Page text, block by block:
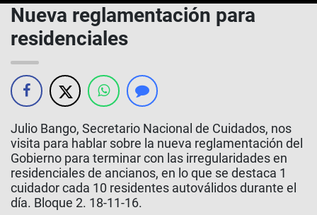
Nueva reglamentación para
residenciales
Julio Bango, Secretario Nacional de Cuidados, nos
visita para hablar sobre la nueva reglamentación del
Gobierno para terminar con las irregularidades en
residenciales de ancianos, en lo que se destaca 1
cuidador cada 10 residentes autoválidos durante el
día. Bloque 2. 18-11-16.